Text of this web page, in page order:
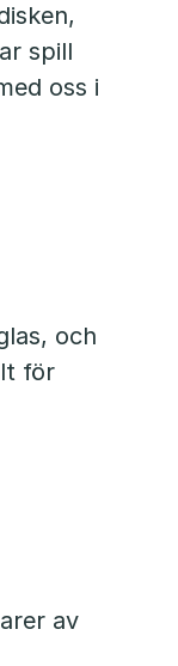
spill
oss i
och
för
av